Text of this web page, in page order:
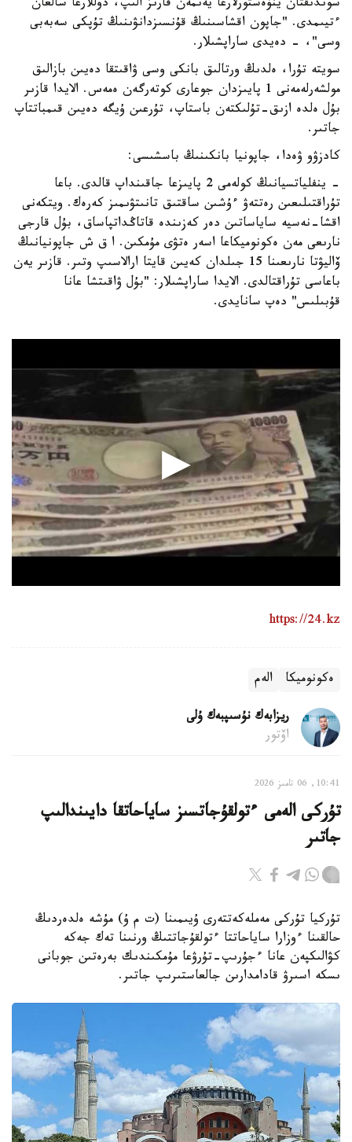
سوندىقتان ينۆەستورلارعا يەنمەن قارىز الىپ، دوللارعا سالعان
ءتيىمدى. "جاپون اقشاسىنىڭ قۇنسىزدانۋىنىڭ تۇپكى سەبەبى
وسى"، - دەيدى ساراپشىلار.
سويتە تۇرا، ەلدىڭ ورتالىق بانكى وسى ۋاقىتقا دەيىن بازالىق
مولشەرلەمەنى 1 پايىزدان جوعارى كوتەرگەن ەمەس. الايدا قازىر
بۇل ەلدە ازىق-تۇلىكتەن باستاپ، تۇرعىن ۇيگە دەيىن قىمباتتاپ
جاتىر.
كادزۋو ۋەدا، جاپونيا بانكىنىڭ باسشىسى:
- ينفلياتسيانىڭ كولەمى 2 پايىزعا جاقىنداپ قالدى. باعا
تۇراقتىلىعىن رەتتەۋ ءۇشىن ساقتىق تانىتۋىمىز كەرەك. ويتكەنى
اقشا-نەسيە ساياساتىن دەر كەزىندە قاتاڭداتپاساق، بۇل قارجى
نارىعى مەن ەكونوميكاعا اسەر ەتۋى مۇمكىن. ا ق ش جاپونيانىڭ
ۆاليۋتا نارىعىنا 15 جىلدان كەيىن قايتا ارالاسىپ وتىر. قازىر يەن
باعاسى تۇراقتالدى. الايدا ساراپشىلار: "بۇل ۋاقىتشا عانا
قۇبىلىس" دەپ سانايدى.
https://24.kz
ەكونوميكا الەم
ريزابەك نۇسىپبەك ۇلى
اۆتور
10:41, 06 تامىز 2026
تۇركى الەمى ءتولقۇجاتسىز ساياحاتقا دايىندالىپ
جاتىر
تۇركيا تۇركى مەملەكەتتەرى ۇيىمىنا (ت م ۇ) مۇشە ەلدەردىڭ
حالقىنا ءوزارا ساياحاتتا ءتولقۇجاتتىڭ ورنىنا تەك جەكە
كۋالىكپەن عانا ءجۇرىپ-تۇرۋعا مۇمكىندىك بەرەتىن جوبانى
ىسكە اسىرۋ قادامدارىن جالعاستىرىپ جاتىر.